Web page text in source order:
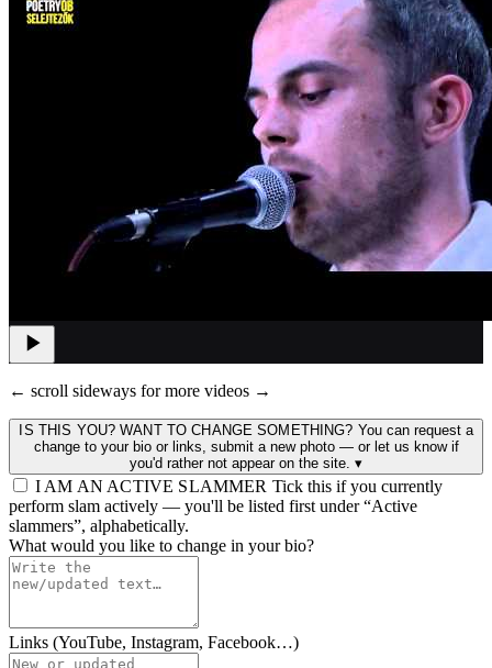
← scroll sideways for more videos →
IS THIS YOU? WANT TO CHANGE SOMETHING? You can request a
change to your bio or links, submit a new photo — or let us know if
you'd rather not appear on the site. ▾
I AM AN ACTIVE SLAMMER Tick this if you currently
perform slam actively — you'll be listed first under “Active
slammers”, alphabetically.
What would you like to change in your bio?
Links (YouTube, Instagram, Facebook…)